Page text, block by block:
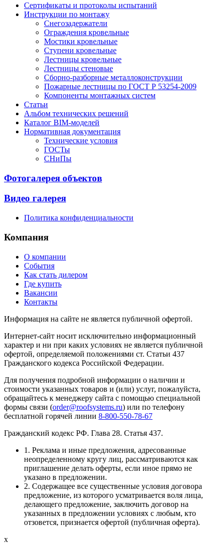
Сертификаты и протоколы испытаний
Инструкции по монтажу
Снегозадержатели
Ограждения кровельные
Мостики кровельные
Ступени кровельные
Лестницы кровельные
Лестницы стеновые
Сборно-разборные металлоконструкции
Пожарные лестницы по ГОСТ Р 53254-2009
Компоненты монтажных систем
Статьи
Альбом технических решений
Каталог BIM-моделей
Нормативная документация
Технические условия
ГОСТы
СНиПы
Фотогалерея объектов
Видео галерея
Политика конфиденциальности
Компания
О компании
События
Как стать дилером
Где купить
Вакансии
Контакты
Информация на сайте не является публичной офертой.
Интернет-сайт носит исключительно информационный
характер и ни при каких условиях не является публичной
офертой, определяемой положениями ст. Статьи 437
Гражданского кодекса Российской Федерации.
Для получения подробной информации о наличии и
стоимости указанных товаров и (или) услуг, пожалуйста,
обращайтесь к менеджеру сайта с помощью специальной
формы связи (order@roofsystems.ru) или по телефону
бесплатной горячей линии 8-800-550-78-67
Гражданский кодекс РФ. Глава 28. Статья 437.
1. Реклама и иные предложения, адресованные
неопределенному кругу лиц, рассматриваются как
приглашение делать оферты, если иное прямо не
указано в предложении.
2. Содержащее все существенные условия договора
предложение, из которого усматривается воля лица,
делающего предложение, заключить договор на
указанных в предложении условиях с любым, кто
отзовется, признается офертой (публичная оферта).
x